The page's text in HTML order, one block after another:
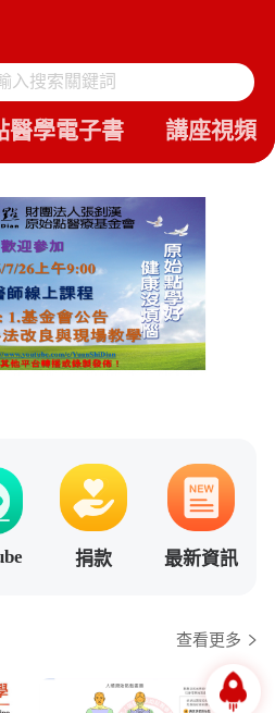
入搜索關鍵詞
醫學電子書 講座視頻
捐款 最新資訊
查看更多